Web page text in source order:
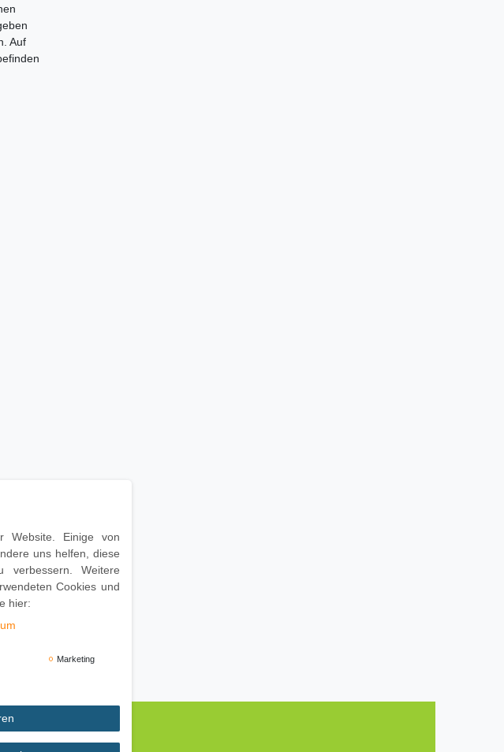
Auf
Website. Einige von
uns helfen, diese
verbessern. Weitere
Cookies und
hier:
Marketing